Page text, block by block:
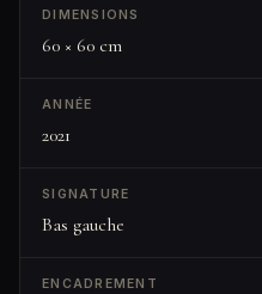
DIMENSIONS
60 × 60 cm
ANNÉE
2021
SIGNATURE
Bas gauche
ENCADREMENT